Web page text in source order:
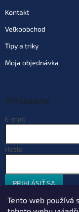
Tento web používá
Kontakt
Veľkoobchod
Tipy a triky
Moja objednávka
Prihlásenie
E-mail
Heslo
PRIHLÁSIŤ SA
Nová registrácia